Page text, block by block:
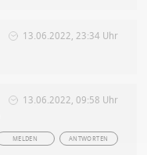
13.06.2022, 23:34 Uhr
13.06.2022, 09:58 Uhr
ANTWORTEN
MELDEN